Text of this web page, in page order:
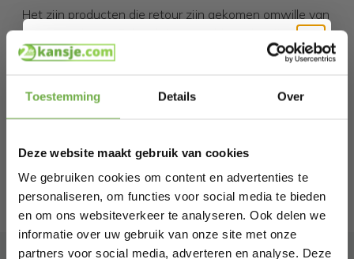
Toestemming Details Over
Deze website maakt gebruik van cookies
We gebruiken cookies om content en advertenties te
personaliseren, om functies voor social media te bieden
en om ons websiteverkeer te analyseren. Ook delen we
informatie over uw gebruik van onze site met onze
partners voor social media, adverteren en analyse. Deze
Het zijn producten die retour zijn gekomen omwille van
diverse redenen. Er kan bijvoorbeeld sprake zijn
geweest van voorraad overschotten, technische
professionele manier gereviseerd.
Het product mist een onderdeel; vaak gaat het hier om
accessoire. Wat er precies mist vertellen we je
natuurlijk bovenaan de productbeschrijving op de
productpagina.
Schrijf je in en ontvang
Bij 2dekansje.com profiteer je van
kortingen tot wel 70%.